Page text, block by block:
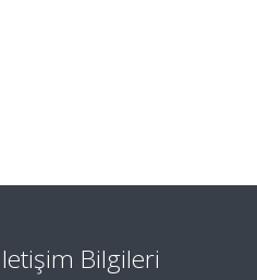
Bilgileri